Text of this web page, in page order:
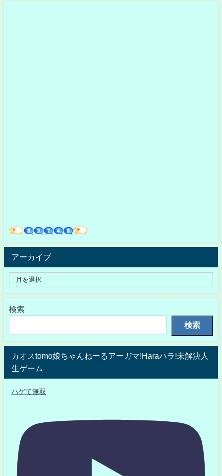
アーカイブ
検索
検索
カオスtomo娘ちゃんねーるアーガマ!Haraハラ!未解決人
生ゲーム
ハゲて無双